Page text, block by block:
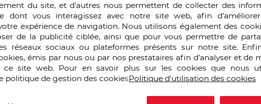
les connaissances, mais « s’inscrire dans une chaîne de
de plus en plus compétitif. L’EGE forme des
approche globale et tactique.
Chaque étudiant est soutenu dans ses projets
métier.
grâce à la « diversité des profils »: des étudiants de tous
du site, et d’autres nous permettent de collecter des
dont vous interagissez avec notre site web, afin
expérience de navigation. Nous utilisons également des
de la publicité ciblée, ainsi que pour vous permettre de
réseaux sociaux ou plateformes présents sur notre site.
émis par nous ou par nos prestataires afin d’analyser et de
ce site web. Pour en savoir plus sur les cookies que nous
politique de gestion des cookiesPolitique d'utilisation des cookies